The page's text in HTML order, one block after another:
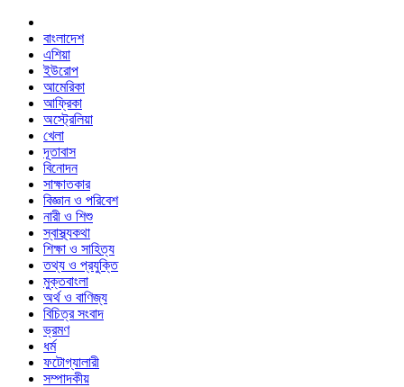
বাংলাদেশ
এশিয়া
ইউরোপ
আমেরিকা
আফ্রিকা
অস্ট্রেলিয়া
খেলা
দূতাবাস
বিনোদন
সাক্ষাতকার
বিজ্ঞান ও পরিবেশ
নারী ও শিশু
স্বাস্থ্যকথা
শিক্ষা ও সাহিত্য
তথ্য ও প্রযুক্তি
মুক্তবাংলা
অর্থ ও বাণিজ্য
বিচিত্র সংবাদ
ভ্রমণ
ধর্ম
ফটোগ্যালারী
সম্পাদকীয়